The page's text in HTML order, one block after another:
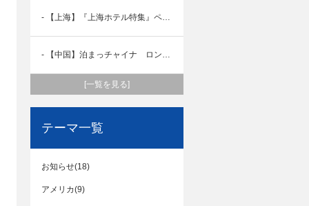
- 【上海】『上海ホテル特集』ページオープン♪
- 【中国】泊まっチャイナ ロンジモント上海 朝食編
[一覧を見る]
テーマ一覧
お知らせ(18)
アメリカ(9)